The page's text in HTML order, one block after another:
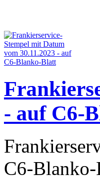
- auf C6-
C6-